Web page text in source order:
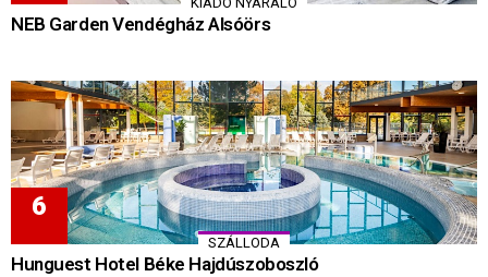
NEB Garden Vendégház Alsóörs
SZÁLLODA
Hunguest Hotel Béke Hajdúszoboszló